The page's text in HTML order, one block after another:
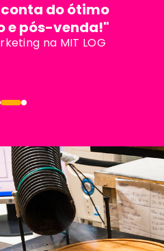
do ótimo
e pós-venda!"
na MIT LOG